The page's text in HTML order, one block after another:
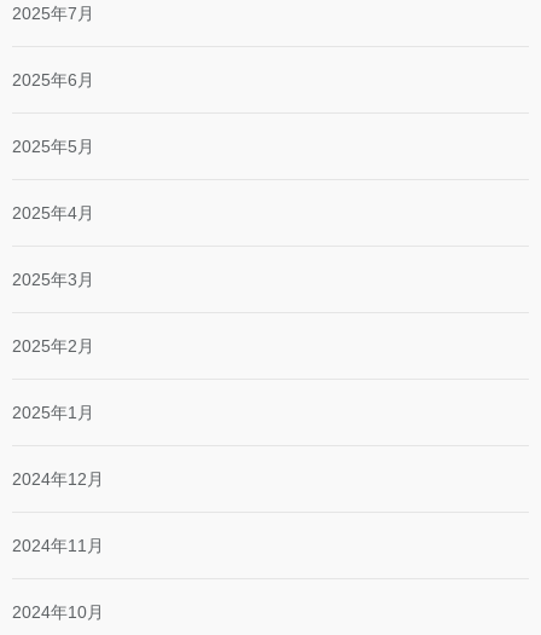
2025年7月
2025年6月
2025年5月
2025年4月
2025年3月
2025年2月
2025年1月
2024年12月
2024年11月
2024年10月